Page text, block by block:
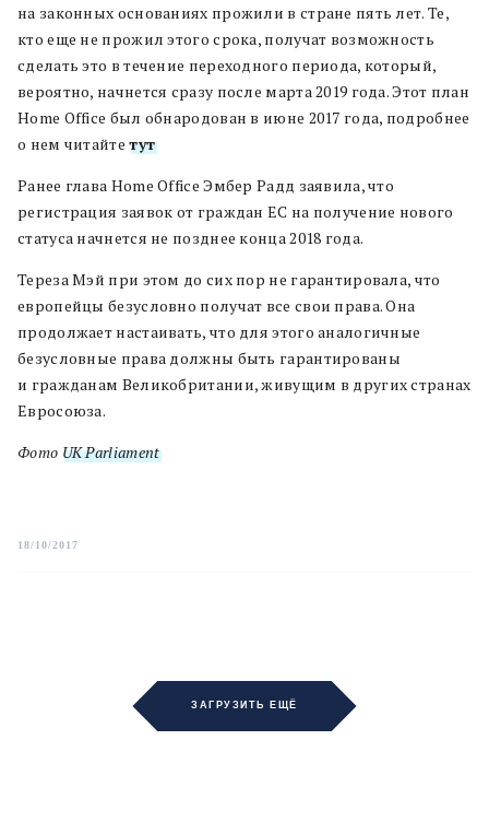
на законных основаниях прожили в стране пять лет. Те,
кто еще не прожил этого срока, получат возможность
сделать это в течение переходного периода, который,
вероятно, начнется сразу после марта 2019 года. Этот план
Home Office был обнародован в июне 2017 года, подробнее
о нем читайтетут.
Ранее глава Home Office Эмбер Радд заявила, что
регистрация заявок от граждан ЕС на получение нового
статуса начнется не позднее конца 2018 года.
Тереза Мэй при этом до сих пор не гарантировала, что
европейцы безусловно получат все свои права. Она
продолжает настаивать, что для этого аналогичные
безусловные права должны быть гарантированы
и гражданам Великобритании, живущим в других странах
Евросоюза.
Фото UK Parliament
18/10/2017
ЗАГРУЗИТЬ ЕЩЁ